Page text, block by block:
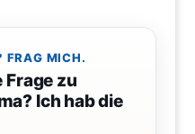
FRAG MICH.
Frage zu
Ich hab die